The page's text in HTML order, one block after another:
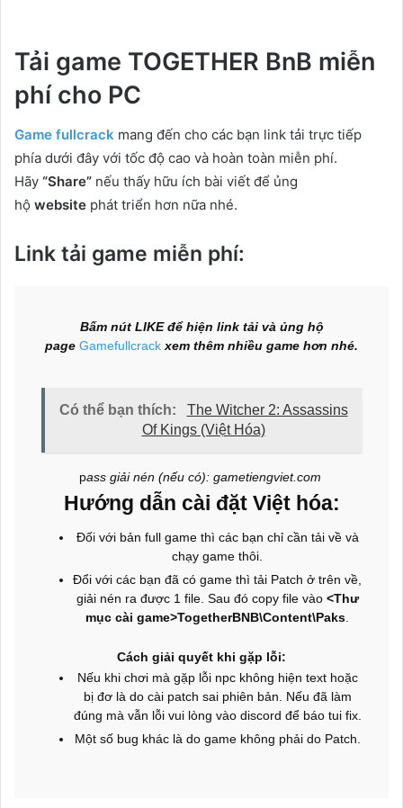
Tải game TOGETHER BnB miễn
phí cho PC
Game fullcrack mang đến cho các bạn link tải trực tiếp
phía dưới đây với tốc độ cao và hoàn toàn miễn phí.
Hãy “Share” nếu thấy hữu ích bài viết để ủng
hộ website phát triển hơn nữa nhé.
Link tải game miễn phí:
Bấm nút LIKE để hiện link tải và ủng hộ
page Gamefullcrackxem thêm nhiều game hơn nhé.
Có thể bạn thích:
The Witcher 2: Assassins
Of Kings (Việt Hóa)
pass giải nén (nếu có): gametiengviet.com
Hướng dẫn cài đặt Việt hóa:
Đối với bản full game thì các bạn chỉ cần tải về và
chạy game thôi.
Đổi với các bạn đã có game thì tải Patch ở trên về,
giải nén ra được 1 file. Sau đó copy file vào <Thư
mục cài game>TogetherBNB\Content\Paks
Cách giải quyết khi gặp lỗi:
Nếu khi chơi mà gặp lỗi npc không hiện text hoặc
bị đơ là do cài patch sai phiên bản. Nếu đã làm
đúng mà vẫn lỗi vui lòng vào discord để báo tui fix.
Một số bug khác là do game không phải do Patch.